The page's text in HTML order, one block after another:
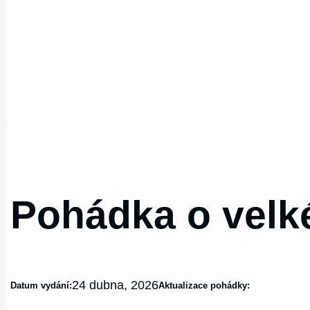
Pohádka o
Datum vydání:24 dubna, 2026Aktualizace pohádky: